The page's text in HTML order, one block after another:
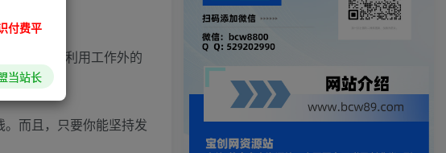
如果你想利用工作外的
而且，只要你能坚持发
付费平
当站长